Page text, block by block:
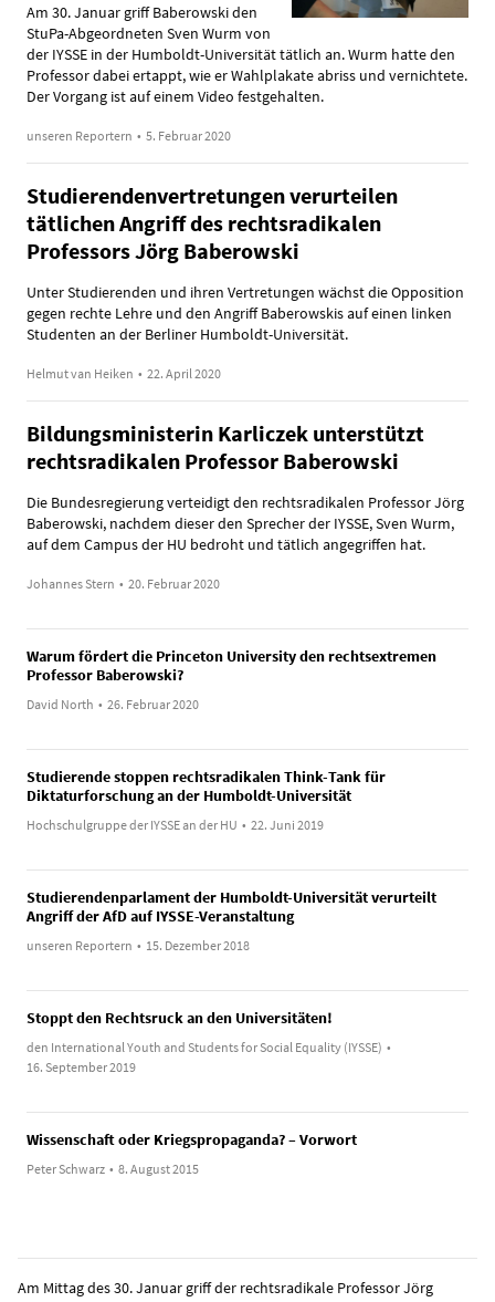
Am 30. Januar griff Baberowski den
StuPa-Abgeordneten Sven Wurm von
der IYSSE in der Humboldt-Universität tätlich an. Wurm hatte den
Professor dabei ertappt, wie er Wahlplakate abriss und vernichtete.
Der Vorgang ist auf einem Video festgehalten.
unseren Reportern • 5. Februar 2020
Studierendenvertretungen verurteilen
tätlichen Angriff des rechtsradikalen
Professors Jörg Baberowski
Unter Studierenden und ihren Vertretungen wächst die Opposition
gegen rechte Lehre und den Angriff Baberowskis auf einen linken
Studenten an der Berliner Humboldt-Universität.
Helmut van Heiken • 22. April 2020
Bildungsministerin Karliczek unterstützt
rechtsradikalen Professor Baberowski
Die Bundesregierung verteidigt den rechtsradikalen Professor Jörg
Baberowski, nachdem dieser den Sprecher der IYSSE, Sven Wurm,
auf dem Campus der HU bedroht und tätlich angegriffen hat.
Johannes Stern • 20. Februar 2020
Warum fördert die Princeton University den rechtsextremen
Professor Baberowski?
David North • 26. Februar 2020
Studierende stoppen rechtsradikalen Think-Tank für
Diktaturforschung an der Humboldt-Universität
Hochschulgruppe der IYSSE an der HU • 22. Juni 2019
Studierendenparlament der Humboldt-Universität verurteilt
Angriff der AfD auf IYSSE-Veranstaltung
unseren Reportern • 15. Dezember 2018
Stoppt den Rechtsruck an den Universitäten!
den International Youth and Students for Social Equality (IYSSE) •
16. September 2019
Wissenschaft oder Kriegspropaganda? – Vorwort
Peter Schwarz • 8. August 2015
Am Mittag des 30. Januar griff der rechtsradikale Professor Jörg